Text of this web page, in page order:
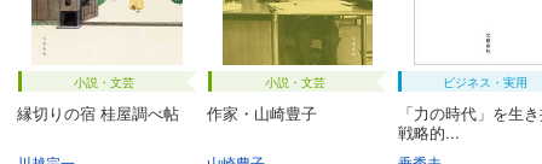
小説・文芸
縁切りの宿 桂屋調べ帖
小説・文芸
作家・山崎豊子
ビジネス・実用
「力の時代」を生
戦略的...